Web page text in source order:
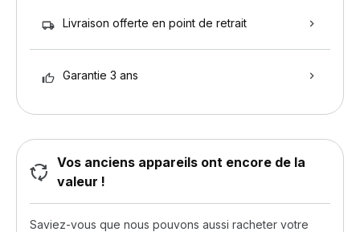
Livraison offerte en point de retrait
Garantie 3 ans
Vos anciens appareils ont encore de la
valeur !
Saviez-vous que nous pouvons aussi racheter votre